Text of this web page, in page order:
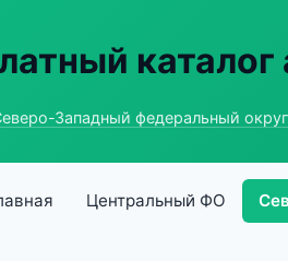
Западный федеральный округ
Центральный ФО